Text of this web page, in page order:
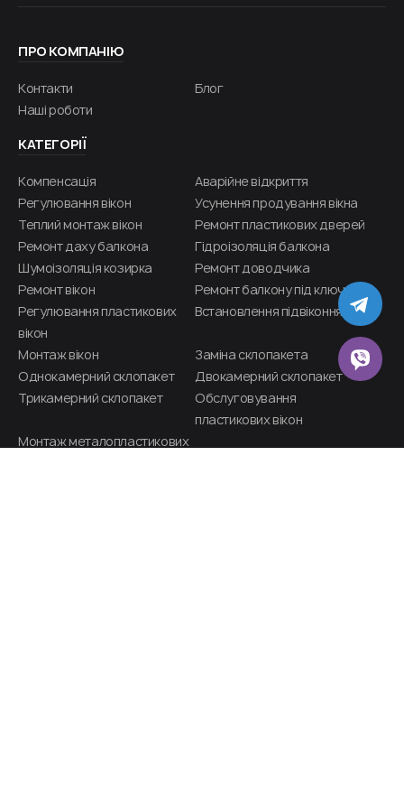
ПРО КОМПАНІЮ
Контакти
Блог
Наші роботи
КАТЕГОРІЇ
Компенсація
Аварійне відкриття
Регулювання вікон
Усунення продування вікна
Теплий монтаж вікон
Ремонт пластикових дверей
Ремонт даху балкона
Гідроізоляція балкона
Шумоізоляція козирка
Ремонт доводчика
Ремонт вікон
Ремонт балкону під ключ
Регулювання пластикових
вікон
Встановлення підвіконня
Монтаж вікон
Заміна склопакета
Однокамерний склопакет
Двокамерний склопакет
Трикамерний склопакет
Обслуговування
пластикових вікон​
Монтаж металопластикових